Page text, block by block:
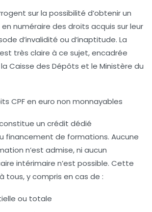
sur la possibilité d’obtenir un
numéraire des droits acquis sur leur
d’invalidité ou d’inaptitude. La
très claire à ce sujet, encadrée
Caisse des Dépôts et le Ministère du
CPF en euro non monnayables
constitue un crédit dédié
financement de formations. Aucune
n’est admise, ni aucun
intérimaire n’est possible. Cette
tous, y compris en cas de :
ou totale